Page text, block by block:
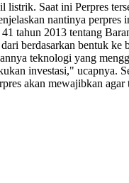
listrik. Saat ini Perpres
nantinya perpres
tahun 2013 tentang
berdasarkan bentuk ke
teknologi yang
investasi," ucapnya.
akan mewajibkan